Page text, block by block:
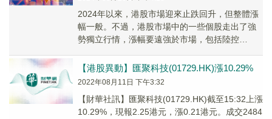
2024年以來，港股市場迎來止跌回升，但整體漲
幅一般。不過，港股市場中的一些個股走出了強
勢獨立行情，漲幅要遠強於市場，包括陸控
【港股異動】匯聚科技(01729.HK)漲10.29%
2022年08月11日 下午3:32
【財華社訊】匯聚科技(01729.HK)截至15:32上漲
10.29%，現報2.25港元，漲0.21港元。成交2484